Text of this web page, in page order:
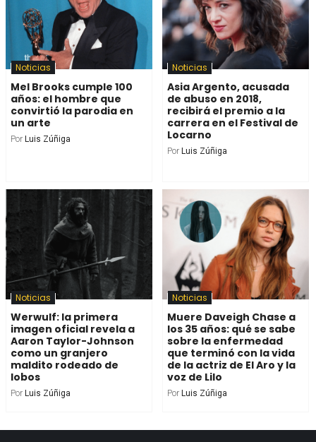
Noticias
Mel Brooks cumple 100
años: el hombre que
convirtió la parodia en
un arte
Por Luis Zúñiga
Noticias
Asia Argento, acusada
de abuso en 2018,
recibirá el premio a la
carrera en el Festival de
Locarno
Por Luis Zúñiga
Noticias
Werwulf: la primera
imagen oficial revela a
Aaron Taylor-Johnson
como un granjero
maldito rodeado de
lobos
Por Luis Zúñiga
Noticias
Muere Daveigh Chase a
los 35 años: qué se sabe
sobre la enfermedad
que terminó con la vida
de la actriz de El Aro y la
voz de Lilo
Por Luis Zúñiga